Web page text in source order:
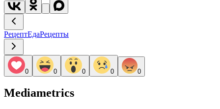
РецептЕдаРецепты
0 0 0 0 0
Mediametrics